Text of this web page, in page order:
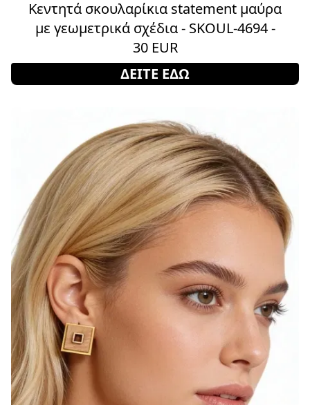
Κεντητά σκουλαρίκια statement μαύρα
με γεωμετρικά σχέδια - SKOUL-4694 -
30 EUR
ΔΕΙΤΕ ΕΔΩ